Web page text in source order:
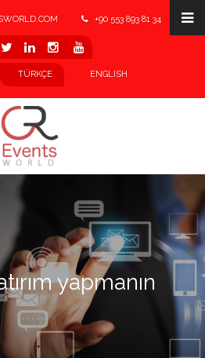
+90 553 893 81 34
LINKEDIN
TÜRKÇE ENGLISH
yapmanın